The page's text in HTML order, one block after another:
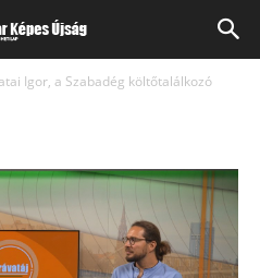
Igor, a Szabadég költőtalálkozó